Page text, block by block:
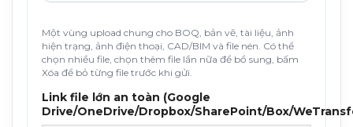
Một vùng upload chung cho BOQ, bản vẽ, tài liệu, ảnh
hiện trạng, ảnh điện thoại, CAD/BIM và file nén. Có thể
chọn nhiều file, chọn thêm file lần nữa để bổ sung, bấm
Xóa để bỏ từng file trước khi gửi.
Link file lớn an toàn (Google
Drive/OneDrive/Dropbox/SharePoint/Box/